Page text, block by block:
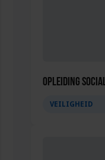
Opleiding
VEILIGHEID